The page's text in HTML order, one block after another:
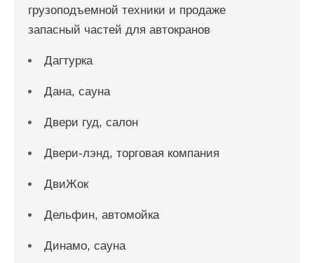
грузоподъемной техники и продаже
запасный частей для автокранов
Дагтурка
Дана, сауна
Двери гуд, салон
Двери-лэнд, торговая компания
ДвиЖок
Дельфин, автомойка
Динамо, сауна